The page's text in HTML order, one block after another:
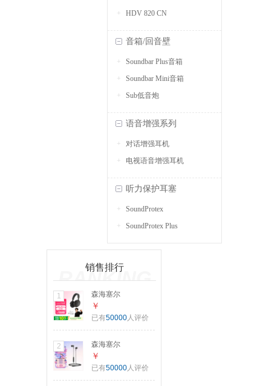
HDV 820 CN
音箱/回音壁
Soundbar Plus音箱
Soundbar Mini音箱
Sub低音炮
语音增强系列
对话增强耳机
电视语音增强耳机
听力保护耳塞
SoundProtex
SoundProtex Plus
RANKING
销售排行
1
森海塞尔
（Sennheiser）
【宋威龙同款】
别设计版 蓝牙头戴
耳机 曜金黑 适用苹
果华为
￥
已有50000人评价
2
森海塞尔
（Sennheiser）CX
80S 有线音乐耳机
￥
已有50000人评价